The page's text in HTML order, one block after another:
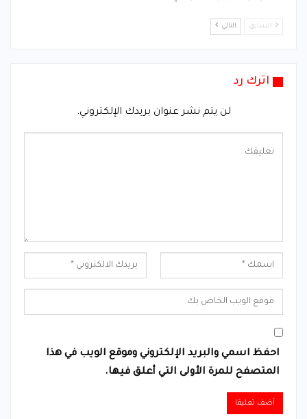
السابق التالي
اترك رد
لن يتم نشر عنوان بريدك الإلكتروني.
احفظ اسمي والبريد الإلكتروني وموقع الويب في هذا
المتصفح للمرة الأولى التي أعلق فيها.